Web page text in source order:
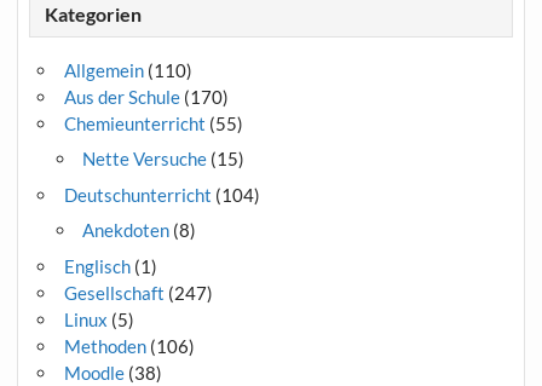
Kategorien
Allgemein(110)
Aus der Schule(170)
Chemieunterricht (55)
Nette Versuche(15)
Deutschunterricht (104)
Anekdoten(8)
Englisch(1)
Gesellschaft (247)
Linux (5)
Methoden(106)
Moodle(38)